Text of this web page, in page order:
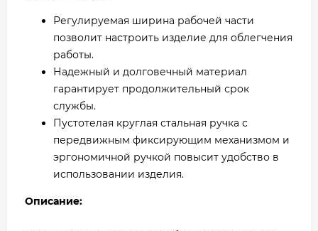
Регулируемая ширина рабочей части
позволит настроить изделие для облегчения
работы.
Надежный и долговечный материал
гарантирует продолжительный срок
службы.
Пустотелая круглая стальная ручка с
передвижным фиксирующим механизмом и
эргономичной ручкой повысит удобство в
использовании изделия.
Описание: